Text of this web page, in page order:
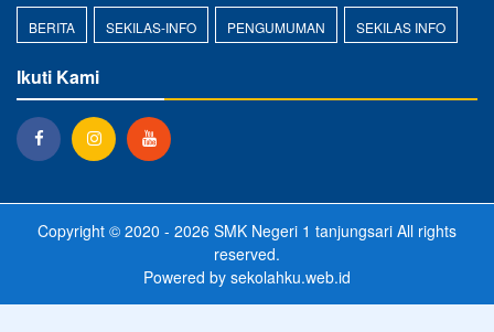
BERITA SEKILAS-INFO PENGUMUMAN SEKILAS INFO
Ikuti Kami
Copyright © 2020 - 2026 SMK Negeri 1 tanjungsari All rights
reserved.
Powered by sekolahku.web.id